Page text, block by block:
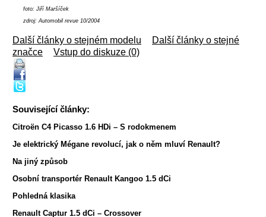
foto: Jiří Maršíček
zdroj: Automobil revue 10/2004
Další články o stejném modelu
Další články o stejné
značce
Vstup do diskuze (0)
Související články:
Citroën C4 Picasso 1.6 HDi – S rodokmenem
Je elektrický Mégane revolucí, jak o něm mluví Renault?
Na jiný způsob
Osobní transportér Renault Kangoo 1.5 dCi
Pohledná klasika
Renault Captur 1.5 dCi – Crossover